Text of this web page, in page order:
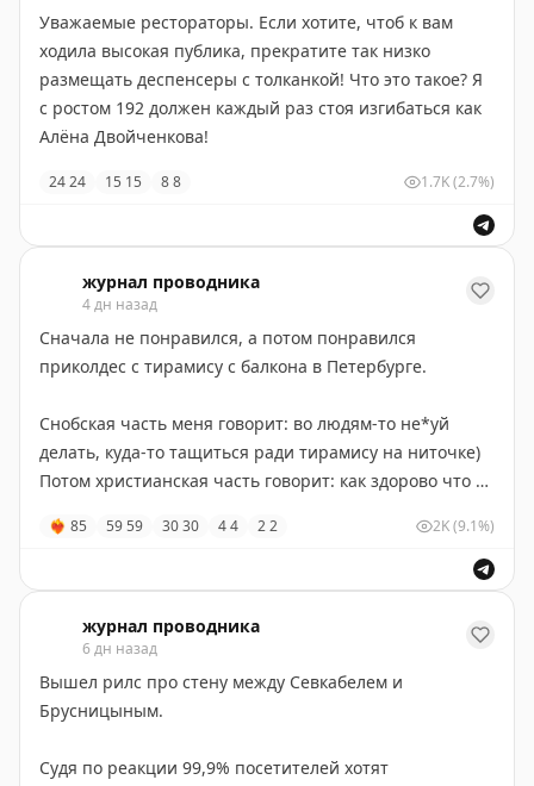
Уважаемые рестораторы. Если хотите, чтоб к вам
ходила высокая публика, прекратите так низко
размещать деспенсеры с толканкой! Что это такое? Я
с ростом 192 должен каждый раз стоя изгибаться как
Алёна Двойченкова!
2424 15 15 88 1.7K(2.7%)
журнал проводника
4 дн назад
Сначала не понравился, а потом понравился
приколдес с тирамису с балкона в Петербурге.
Снобская часть меня говорит: во людям-то не*уй
делать, куда-то тащиться ради тирамису на ниточке)
Потом христианская часть говорит: как здорово что в
людей простой мелочью!
Идея не нова: уже давно еду на тросе с моста
спускают для своих клиентов одни питерские
лодочники. Правда там еда готовая, а у парня
тирамису домашний. И я очень рад, что мои друзья
из Савы живо подхватили этого повара и запустили
❤‍🔥 85 5959 3030 44 22 2K(9.1%)
журнал проводника
6 дн назад
Вышел рилс про стену между Севкабелем и
Брусницыным.
Судя по реакции 99,9% посетителей хотят